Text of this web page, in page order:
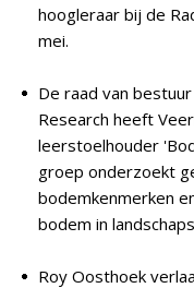
hoogleraar bij de
mei.
De raad van
Research heeft
leerstoelhouder
groep onderzoekt
bodemkenmerken
bodem in
Roy Oosthoek